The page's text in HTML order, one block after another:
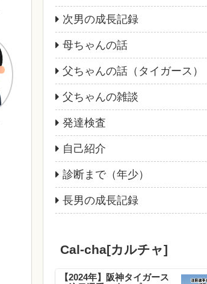
次男の成長記録
母ちゃんの話
父ちゃんの話（タイガース）
父ちゃんの雑談
発達検査
自己紹介
診断まで（年少）
長男の成長記録
Cal-cha[カルチャ]
【2024年】阪神タイガース